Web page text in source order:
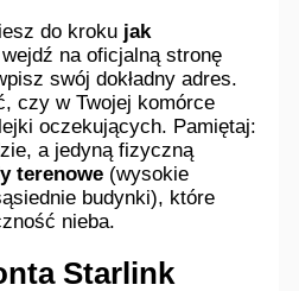
do kroku jak
na oficjalną stronę
swój dokładny adres.
czy w Twojej komórce
oczekujących. Pamiętaj:
a jedyną fizyczną
terenowe (wysokie
budynki), które
nieba.
Starlink